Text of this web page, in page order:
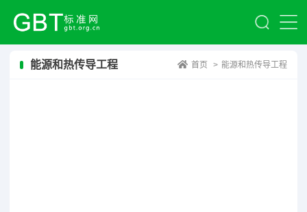
能源和热传导工程 首页 > 能源和热传导工程